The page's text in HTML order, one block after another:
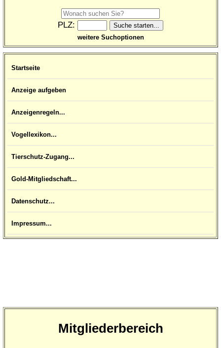
PLZ:
weitere Suchoptionen
Startseite
Anzeige aufgeben
Anzeigenregeln...
Vogellexikon...
Tierschutz-Zugang...
Gold-Mitgliedschaft...
Datenschutz...
Impressum...
Mitgliederbereich